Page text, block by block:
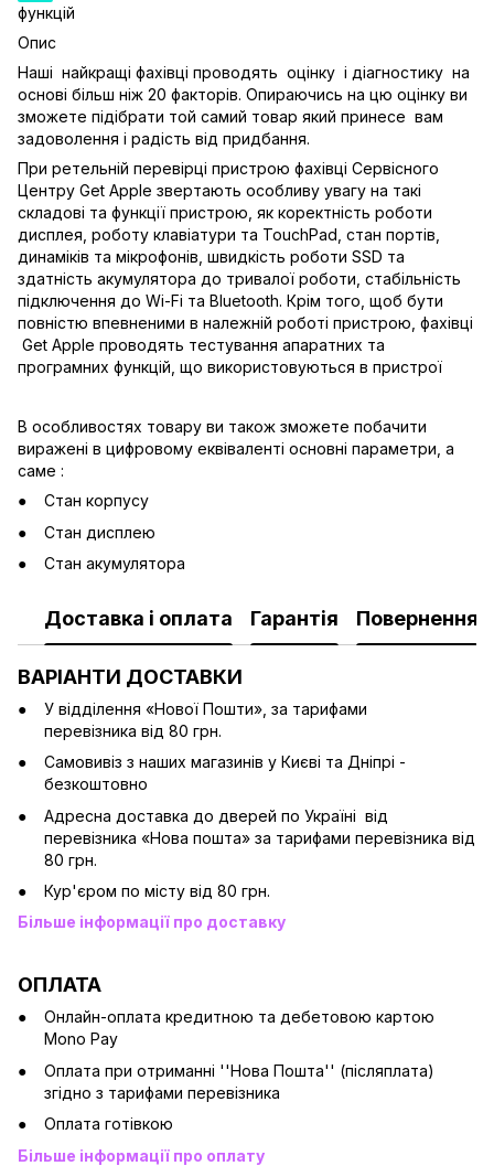
функцій
Опис
Наші найкращі фахівці проводять оцінку і діагностику на
основі більш ніж 20 факторів. Опираючись на цю оцінку ви
зможете підібрати той самий товар який принесе вам
задоволення і радість від придбання.
При ретельній перевірці пристрою фахівці Сервісного
Центру Get Apple звертають особливу увагу на такі
складові та функції пристрою, як коректність роботи
дисплея, роботу клавіатури та TouchPad, стан портів,
динаміків та мікрофонів, швидкість роботи SSD та
здатність акумулятора до тривалої роботи, стабільність
підключення до Wi-Fi та Bluetooth. Крім того, щоб бути
повністю впевненими в належній роботі пристрою, фахівці
Get Apple проводять тестування апаратних та
програмних функцій, що використовуються в пристрої
В особливостях товару ви також зможете побачити
виражені в цифровому еквіваленті основні параметри, а
саме :
Стан корпусу
Стан дисплею
Стан акумулятора
Доставка і оплата Гарантія Повернення
ВАРІАНТИ ДОСТАВКИ
У відділення «Нової Пошти», за тарифами
перевізника від 80 грн.
Cамовивіз з наших магазинів у Києві та Дніпрі -
безкоштовно
Адресна доставка до дверей по Україні від
перевізника «Нова пошта» за тарифами перевізника від
80 грн.
Кур'єром по місту від 80 грн.
Більше інформації про доставку
ОПЛАТА
Онлайн-оплата кредитною та дебетовою картою
Mono Pay
Оплата при отриманні ''Нова Пошта'' (післяплата)
згідно з тарифами перевізника
Оплата готівкою
Більше інформації про оплату